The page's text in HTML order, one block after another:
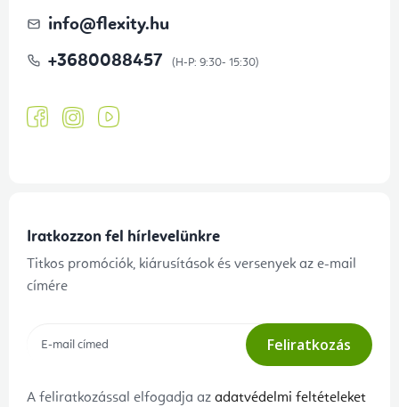
info@flexity.hu
+3680088457
Iratkozzon fel hírlevelünkre
Titkos promóciók, kiárusítások és versenyek az e-mail
címére
Feliratkozás
A feliratkozással elfogadja az adatvédelmi feltételeket